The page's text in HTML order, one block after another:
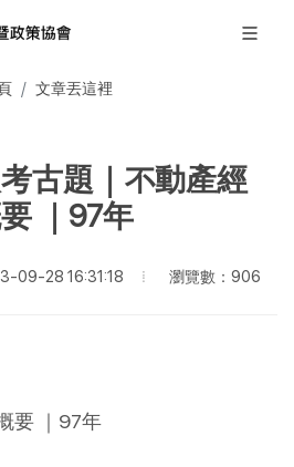
文章丟這裡
古題｜不動產經
｜97年
09-28 16:31:18 瀏覽數：906
要 ｜97年